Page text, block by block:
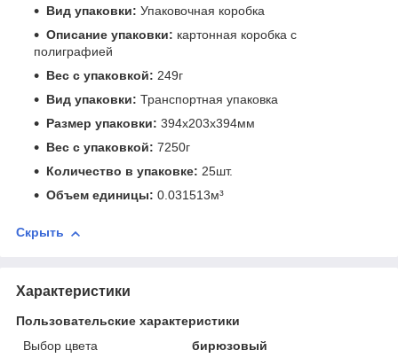
Вид упаковки: Упаковочная коробка
Описание упаковки: картонная коробка с
полиграфией
Вес с упаковкой: 249г
Вид упаковки: Транспортная упаковка
Размер упаковки: 394x203x394мм
Вес с упаковкой: 7250г
Количество в упаковке: 25шт.
Объем единицы: 0.031513м³
Скрыть
Характеристики
Пользовательские характеристики
Выбор цвета
бирюзовый